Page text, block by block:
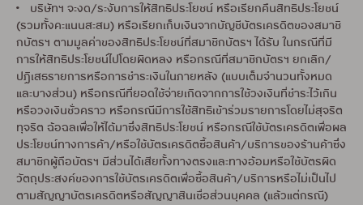
• บริษัทฯ จะงด/ระงับการให้สิทธิประโยชน์ หรือเรียกคืนสิทธิประโยชน์
(รวมทั้งคะแนนสะสม) หรือเรียกเก็บเงินจากบัญชีบัตรเครดิตของสมาชิ
กบัตรฯ ตามมูลค่าของสิทธิประโยชน์ที่สมาชิกบัตรฯ ได้รับ ในกรณีที่มี
การให้สิทธิประโยชน์ไปโดยผิดหลง หรือกรณีที่สมาชิกบัตรฯ ยกเลิก/
ปฏิเสธรายการหรือการชำระเงินในภายหลัง (แบบเต็มจำนวนทั้งหมด
และบางส่วน) หรือกรณีที่ยอดใช้จ่ายเกิดจากการใช้วงเงินที่ชำระไว้เกิน
หรือวงเงินชั่วคราว หรือกรณีมีการใช้สิทธิเข้าร่วมรายการโดยไม่สุจริต
ทุจริต ฉ้อฉลเพื่อให้ได้มาซึ่งสิทธิประโยชน์ หรือกรณีใช้บัตรเครดิตเพื่อผล
ประโยชน์ทางการค้า/หรือใช้บัตรเครดิตซื้อสินค้า/บริการของร้านค้าซึ่ง
สมาชิกผู้ถือบัตรฯ มีส่วนได้เสียทั้งทางตรงและทางอ้อมหรือใช้บัตรผิด
วัตถุประสงค์ของการใช้บัตรเครดิตเพื่อซื้อสินค้า/บริการหรือไม่เป็นไป
ตามสัญญาบัตรเครดิตหรือสัญญาสินเชื่อส่วนบุคคล (แล้วแต่กรณี)